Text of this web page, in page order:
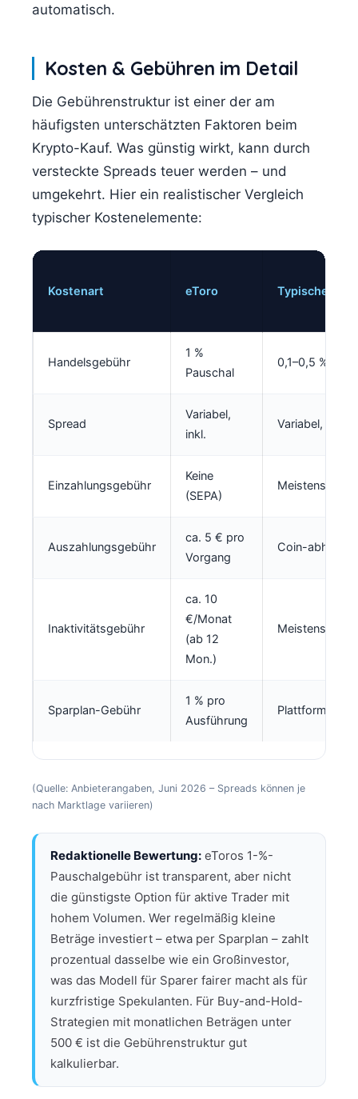
automatisch.
Kosten & Gebühren im Detail
Die Gebührenstruktur ist einer der am
häufigsten unterschätzten Faktoren beim
Krypto-Kauf. Was günstig wirkt, kann durch
versteckte Spreads teuer werden – und
umgekehrt. Hier ein realistischer Vergleich
typischer Kostenelemente:
Kostenart eToro Typische CEX
Handelsgebühr
1 %
Pauschal
0,1–0,5 %
Spread
Variabel,
inkl.
Variabel,
Einzahlungsgebühr
Keine
(SEPA)
Meistens keine
Auszahlungsgebühr
ca. 5 € pro
Vorgang
Coin-abhängig
Inaktivitätsgebühr
ca. 10
€/Monat
(ab 12
Mon.)
Meistens keine
Sparplan-Gebühr
1 % pro
Ausführung
(Quelle: Anbieterangaben, Juni 2026 – Spreads können je
nach Marktlage variieren)
Redaktionelle Bewertung: eToros 1-%-
Pauschalgebühr ist transparent, aber nicht
die günstigste Option für aktive Trader mit
hohem Volumen. Wer regelmäßig kleine
Beträge investiert – etwa per Sparplan – zahlt
prozentual dasselbe wie ein Großinvestor,
was das Modell für Sparer fairer macht als für
kurzfristige Spekulanten. Für Buy-and-Hold-
Strategien mit monatlichen Beträgen unter
500 € ist die Gebührenstruktur gut
kalkulierbar.